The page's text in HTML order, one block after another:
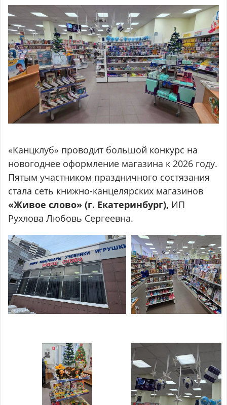
«Канцклуб» проводит большой конкурс на
новогоднее оформление магазина к 2026 году.
Пятым участником праздничного состязания
стала сеть книжно-канцелярских магазинов
«Живое слово» (г. Екатеринбург), ИП
Рухлова Любовь Сергеевна.